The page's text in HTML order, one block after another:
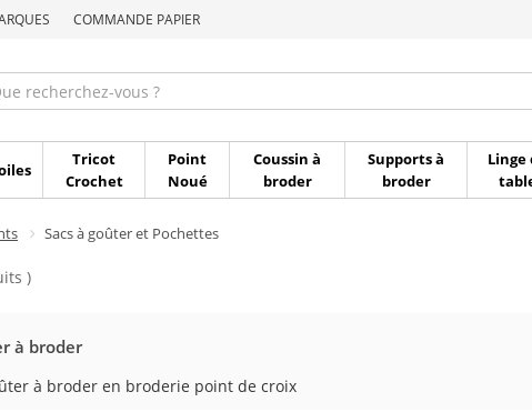
COMMANDE PAPIER
Tricot
Crochet
Point
Noué
Coussin à
broder
Supports à
broder
Linge
Sacs à goûter et Pochettes
)
à broder
à broder en broderie point de croix